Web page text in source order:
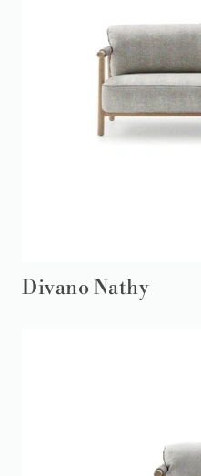
Divano Nathy